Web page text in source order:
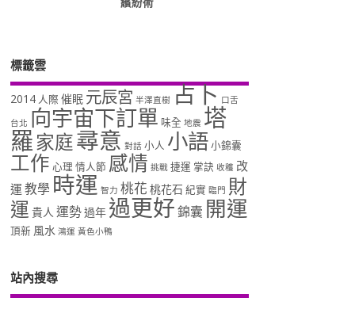
標籤雲
2014 人際 催眠 元辰宮 半澤直樹 占卜 口舌
台北 向宇宙下訂單 味全 地震 塔
羅家庭尋意 對話 小人 小語 小錦囊
工作 心理 情人節 感情 挑戰 捷運 掌訣 收穫 改
運 教學 時運 智力 桃花 桃花石 紀實 臨門 財
運 貴人 運勢過年 過更好錦囊 開運
頂新 風水 鴻運 黃色小鴨
站內搜尋